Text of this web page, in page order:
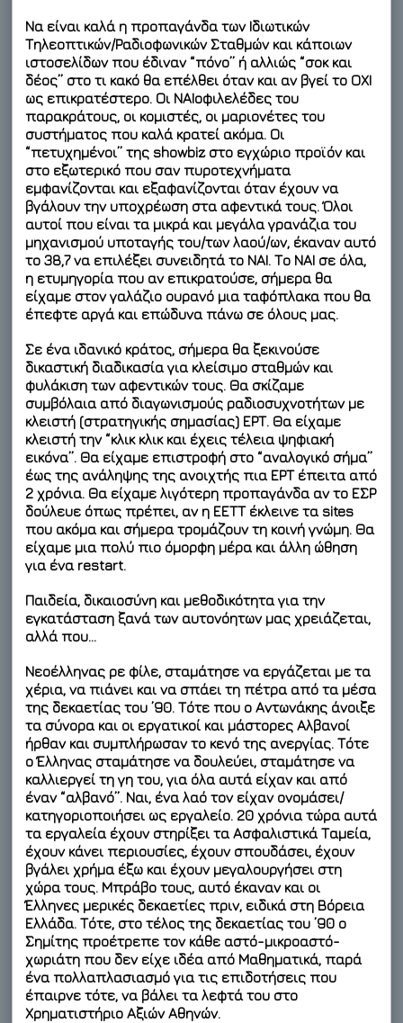
Να είναι καλά η προπαγάνδα των Ιδιωτικών
Τηλεοπτικών/Ραδιοφωνικών Σταθμών και κάποιων
ιστοσελίδων που έδιναν “πόνο” ή αλλιώς “σοκ και
δέος” στο τι κακό θα επέλθει όταν και αν βγεί το ΟΧΙ
ως επικρατέστερο. Οι ΝΑΙοφιλελέδες του
παρακράτους, οι κομιστές, οι μαριονέτες του
συστήματος που καλά κρατεί ακόμα. Οι
“πετυχημένοι” της showbiz στο εγχώριο προϊόν και
στο εξωτερικό που σαν πυροτεχνήματα
εμφανίζονται και εξαφανίζονται όταν έχουν να
βγάλουν την υποχρέωση στα αφεντικά τους. Όλοι
αυτοί που είναι τα μικρά και μεγάλα γρανάζια του
μηχανισμού υποταγής του/των λαού/ων, έκαναν αυτό
το 38,7 να επιλέξει συνειδητά το ΝΑΙ. Το ΝΑΙ σε όλα,
η ετυμηγορία που αν επικρατούσε, σήμερα θα
είχαμε στον γαλάζιο ουρανό μια ταφόπλακα που θα
έπεφτε αργά και επώδυνα πάνω σε όλους μας.
Σε ένα ιδανικό κράτος, σήμερα θα ξεκινούσε
δικαστική διαδικασία για κλείσιμο σταθμών και
φυλάκιση των αφεντικών τους. Θα σκίζαμε
συμβόλαια από διαγωνισμούς ραδιοσυχνοτήτων με
κλειστή (στρατηγικής σημασίας) ΕΡΤ. Θα είχαμε
κλειστή την “κλικ κλικ και έχεις τέλεια ψηφιακή
εικόνα”. Θα είχαμε επιστροφή στο “αναλογικό σήμα”
έως της ανάληψης της ανοιχτής πια ΕΡΤ έπειτα από
2 χρόνια. Θα είχαμε λιγότερη προπαγάνδα αν το ΕΣΡ
δούλευε όπως πρέπει, αν η ΕΕΤΤ έκλεινε τα sites
που ακόμα και σήμερα τρομάζουν τη κοινή γνώμη. Θα
είχαμε μια πολύ πιο όμορφη μέρα και άλλη ώθηση
για ένα restart.
Παιδεία, δικαιοσύνη και μεθοδικότητα για την
εγκατάσταση ξανά των αυτονόητων μας χρειάζεται,
αλλά που…
Νεοέλληνας ρε φίλε, σταμάτησε να εργάζεται με τα
χέρια, να πιάνει και να σπάει τη πέτρα από τα μέσα
της δεκαετίας του ’90. Τότε που ο Αντωνάκης άνοιξε
τα σύνορα και οι εργατικοί και μάστορες Αλβανοί
ήρθαν και συμπλήρωσαν το κενό της ανεργίας. Τότε
ο Έλληνας σταμάτησε να δουλεύει, σταμάτησε να
καλλιεργεί τη γη του, για όλα αυτά είχαν και από
έναν “αλβανό”. Ναι, ένα λαό τον είχαν ονομάσει/
κατηγοριοποιήσει ως εργαλείο. 20 χρόνια τώρα αυτά
τα εργαλεία έχουν στηρίξει τα Ασφαλιστικά Ταμεία,
έχουν κάνει περιουσίες, έχουν σπουδάσει, έχουν
βγάλει χρήμα έξω και έχουν μεγαλουργήσει στη
χώρα τους. Μπράβο τους, αυτό έκαναν και οι
Έλληνες μερικές δεκαετίες πριν, ειδικά στη Βόρεια
Ελλάδα. Τότε, στο τέλος της δεκαετίας του ’90 ο
Σημίτης προέτρεπε τον κάθε αστό-μικροαστό-
χωριάτη που δεν είχε ιδέα από Μαθηματικά, παρά
ένα πολλαπλασιασμό για τις επιδοτήσεις που
έπαιρνε τότε, να βάλει τα λεφτά του στο
Χρηματιστήριο Αξιών Αθηνών.